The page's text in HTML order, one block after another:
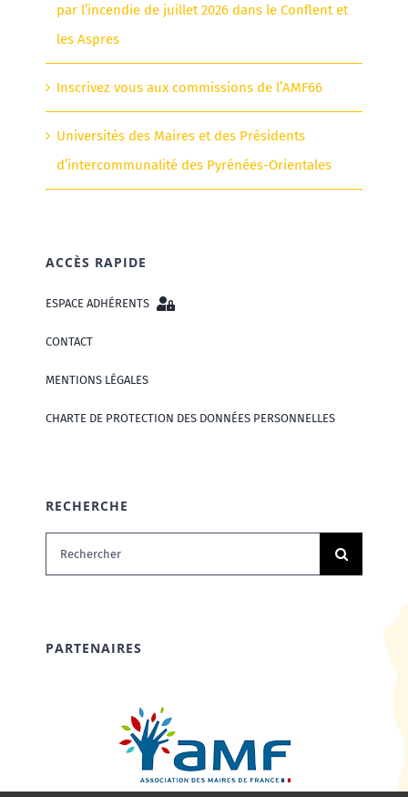
par l’incendie de juillet 2026 dans le Conflent et
les Aspres
Inscrivez vous aux commissions de l’AMF66
Universités des Maires et des Présidents
d’intercommunalité des Pyrénées-Orientales
ACCÈS RAPIDE
ESPACE ADHÉRENTS
CONTACT
MENTIONS LÉGALES
CHARTE DE PROTECTION DES DONNÉES PERSONNELLES
RECHERCHE
Rechercher:
PARTENAIRES